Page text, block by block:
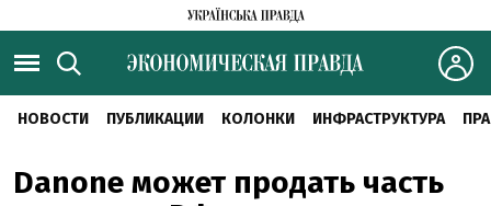
НОВОСТИ ПУБЛИКАЦИИ КОЛОНКИ ИНФРАСТРУКТУРА
Danone может продать часть